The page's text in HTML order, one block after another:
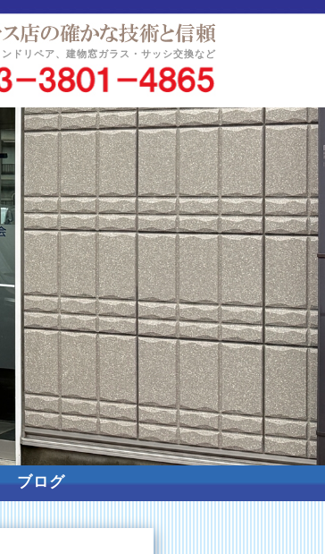
ドリペア、建物窓ガラス・サッシ交換など
ブログ